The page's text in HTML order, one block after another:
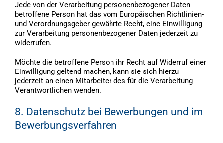
Jede von der Verarbeitung personenbezogener Daten
betroffene Person hat das vom Europäischen Richtlinien-
und Verordnungsgeber gewährte Recht, eine Einwilligung
zur Verarbeitung personenbezogener Daten jederzeit zu
widerrufen.
Möchte die betroffene Person ihr Recht auf Widerruf einer
Einwilligung geltend machen, kann sie sich hierzu
jederzeit an einen Mitarbeiter des für die Verarbeitung
Verantwortlichen wenden.
8. Datenschutz bei Bewerbungen und im
Bewerbungsverfahren